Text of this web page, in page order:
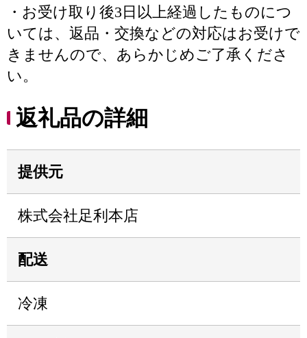
・お受け取り後3日以上経過したものにつ
いては、返品・交換などの対応はお受けで
きませんので、あらかじめご了承くださ
い。
返礼品の詳細
提供元
株式会社足利本店
配送
冷凍